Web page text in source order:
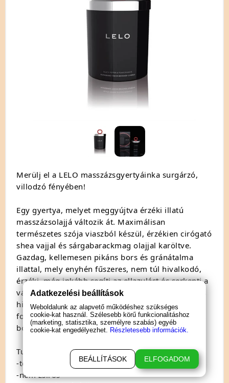
Merülj el a LELO masszázsgyertyáinka surgárzó,
villodzó fényében!
Egy gyertya, melyet meggyújtva érzéki illatú
masszázsolajjá változik át. Maximálisan
természetes szója viaszból készül, érzékien cirógató
shea vajjal és sárgabarackmag olajjal karöltve.
Gazdag, kellemesen pikáns bors és gránátalma
illattal, mely enyhén fűszeres, nem túl hivalkodó,
érzéki, még inkább segíti az ellazulást és serkenti a
vágyat. A selymes formula E-vitaminnal táplálja és
hidratálja a kiszáradt bőrt. Nem zsíros, olajos
formulája rögtön felszívódik és kényezteti a fáradt
bőrt. Akár 36 órán át tartó leégési idővel.
Tulajdonságok:
-természetes összetevők
-nem zsíros
Adatkezelési beállítások
Weboldalunk az alapvető működéshez szükséges
cookie-kat használ. Szélesebb körű funkcionalitáshoz
(marketing, statisztika, személyre szabás) egyéb
cookie-kat engedélyezhet. Részletesebb információk.
BEÁLLÍTÁSOK ELFOGADOM